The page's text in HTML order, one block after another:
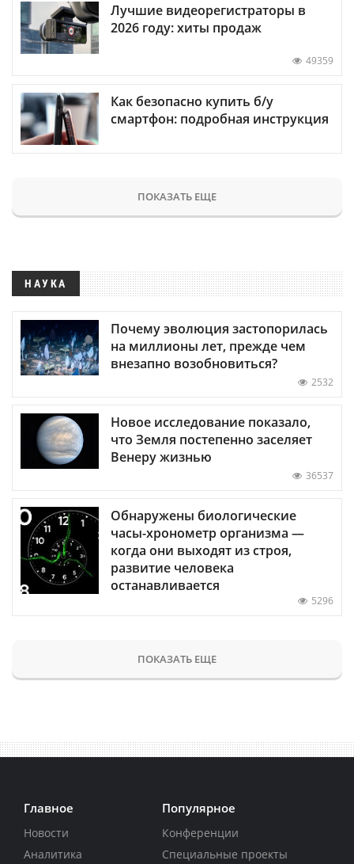
Лучшие видеорегистраторы в
2026 году: хиты продаж
49359
Как безопасно купить б/у
смартфон: подробная инструкция
ПОКАЗАТЬ ЕЩЕ
НАУКА
Почему эволюция застопорилась
на миллионы лет, прежде чем
внезапно возобновиться?
2532
Новое исследование показало,
что Земля постепенно заселяет
Венеру жизнью
36537
Обнаружены биологические
часы-хронометр организма —
когда они выходят из строя,
развитие человека
останавливается
5296
ПОКАЗАТЬ ЕЩЕ
Главное
Новости
Аналитика
Популярное
Конференции
Специальные проекты